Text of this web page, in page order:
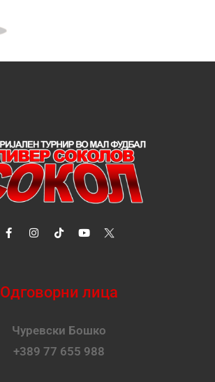
Одговорни лица
Чуревски Бошко
+389 77 655 988